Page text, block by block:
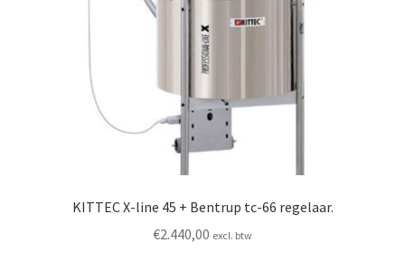
KITTEC X-line 45 + Bentrup tc-66 regelaar.
€2.440,00 excl. btw